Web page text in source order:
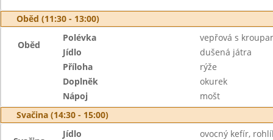
Oběd (11:30 - 13:00)
Oběd
Polévka
vepřová s
Jídlo
dušená játra
Příloha
rýže
Doplněk
okurek
Nápoj
mošt
Svačina (14:30 - 15:00)
Jídlo ovocný kefír,